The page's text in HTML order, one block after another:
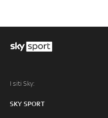
I siti Sky:
SKY SPORT